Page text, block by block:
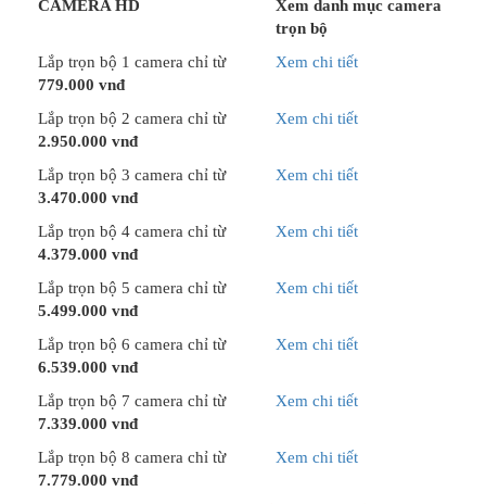
CAMERA HD
Xem danh mục camera
trọn bộ
Lắp trọn bộ 1 camera chỉ từ
779.000 vnđ
Xem chi tiết
Lắp trọn bộ 2 camera chỉ từ
2.950.000 vnđ
Xem chi tiết
Lắp trọn bộ 3 camera chỉ từ
3.470.000 vnđ
Xem chi tiết
Lắp trọn bộ 4 camera chỉ từ
4.379.000 vnđ
Xem chi tiết
Lắp trọn bộ 5 camera chỉ từ
5.499.000 vnđ
Xem chi tiết
Lắp trọn bộ 6 camera chỉ từ
6.539.000 vnđ
Xem chi tiết
Lắp trọn bộ 7 camera chỉ từ
7.339.000 vnđ
Xem chi tiết
Lắp trọn bộ 8 camera chỉ từ
7.779.000 vnđ
Xem chi tiết